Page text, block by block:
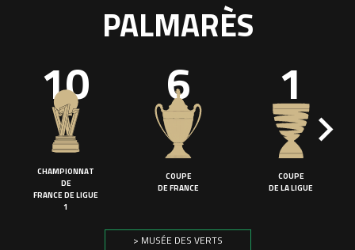
PALMARÈS
10
CHAMPIONNAT
DE
FRANCE DE LIGUE
1
6
COUPE
DE FRANCE
1
COUPE
DE LA LIGUE
> MUSÉE DES VERTS